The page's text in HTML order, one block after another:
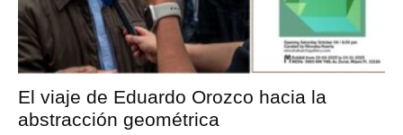
El viaje de Eduardo Orozco hacia la
abstracción geométrica